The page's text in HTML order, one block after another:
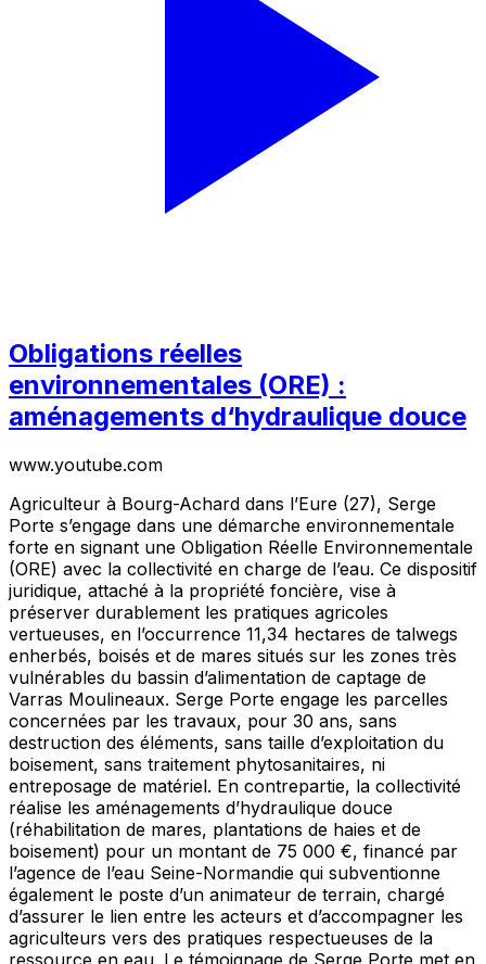
Obligations réelles
environnementales (ORE) :
aménagements d‘hydraulique douce
www.youtube.com
Agriculteur à Bourg-Achard dans l’Eure (27), Serge
Porte s’engage dans une démarche environnementale
forte en signant une Obligation Réelle Environnementale
(ORE) avec la collectivité en charge de l’eau. Ce dispositif
juridique, attaché à la propriété foncière, vise à
préserver durablement les pratiques agricoles
vertueuses, en l’occurrence 11,34 hectares de talwegs
enherbés, boisés et de mares situés sur les zones très
vulnérables du bassin d’alimentation de captage de
Varras Moulineaux. Serge Porte engage les parcelles
concernées par les travaux, pour 30 ans, sans
destruction des éléments, sans taille d’exploitation du
boisement, sans traitement phytosanitaires, ni
entreposage de matériel. En contrepartie, la collectivité
réalise les aménagements d’hydraulique douce
(réhabilitation de mares, plantations de haies et de
boisement) pour un montant de 75 000 €, financé par
l’agence de l’eau Seine-Normandie qui subventionne
également le poste d’un animateur de terrain, chargé
d’assurer le lien entre les acteurs et d’accompagner les
agriculteurs vers des pratiques respectueuses de la